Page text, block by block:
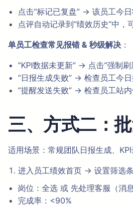
点击“标记已复盘” → 该员工今
点评自动记录到“绩效历史”中，
单员工检查常见报错 & 秒级解决 ：
“KPI数据未更新” → 点击“强制
“日报生成失败” → 检查员工今
“提醒发送失败” → 检查员工站
三、方式二：
适用场景：常规团队日报生成、
进入员工绩效首页 → 设置筛选条
岗位：全选 或 先处理客服（消息
完成率：<90%